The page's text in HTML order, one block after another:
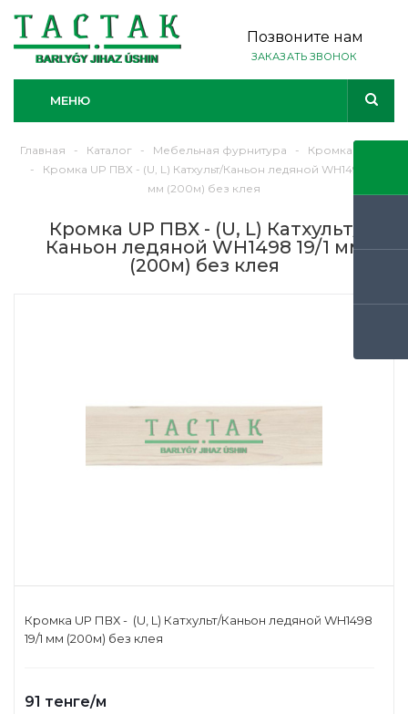
Позвоните нам
ЗАКАЗАТЬ ЗВОНОК
МЕНЮ
Главная - Каталог - Мебельная фурнитура -
Кромка ЛДСП
-
Кромка UP ПВХ - (U, L) Катхульт/Каньон ледяной WH1498 19/1
мм (200м) без клея
Кромка UP ПВХ - (U, L) Катхульт/
Каньон ледяной WH1498 19/1 мм
(200м) без клея
Кромка UP ПВХ - (U, L) Катхульт/Каньон ледяной WH1498
19/1 мм (200м) без клея
91 тенге/м